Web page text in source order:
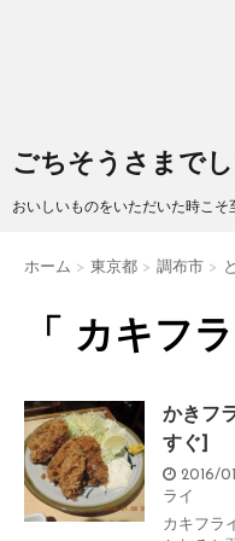
ごちそうさまで
おいしいものをいただいた時こ
ホーム > 東京都 > 調布市 >
「 カキフ
かきフ
すぐ]
2016/
ライ
カキフラ